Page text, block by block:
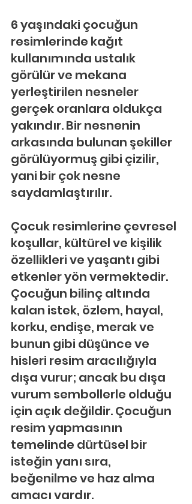
6 yaşındaki çocuğun
resimlerinde kağıt
kullanımında ustalık
görülür ve mekana
yerleştirilen nesneler
gerçek oranlara oldukça
yakındır. Bir nesnenin
arkasında bulunan şekiller
görülüyormuş gibi çizilir,
yani bir çok nesne
saydamlaştırılır.
Çocuk resimlerine çevresel
koşullar, kültürel ve kişilik
özellikleri ve yaşantı gibi
etkenler yön vermektedir.
Çocuğun bilinç altında
kalan istek, özlem, hayal,
korku, endişe, merak ve
bunun gibi düşünce ve
hisleri resim aracılığıyla
dışa vurur; ancak bu dışa
vurum sembollerle olduğu
için açık değildir. Çocuğun
resim yapmasının
temelinde dürtüsel bir
isteğin yanı sıra,
beğenilme ve haz alma
amacı vardır.